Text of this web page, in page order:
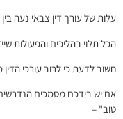
עלות של עורך דין צבאי נעה בין
הכל תלוי בהליכים והפעולות
חשוב לדעת כי לרוב עורכי
אם יש בידכם מסמכים
טוב" –